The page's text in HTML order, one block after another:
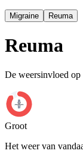
Migraine Reuma
Reuma
De weersinvloed
Groot
Het weer van